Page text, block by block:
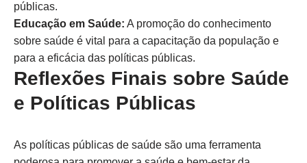
públicas.
Educação em Saúde: A promoção do conhecimento
sobre saúde é vital para a capacitação da população e
para a eficácia das políticas públicas.
Reflexões Finais sobre Saúde
e Políticas Públicas
As políticas públicas de saúde são uma ferramenta